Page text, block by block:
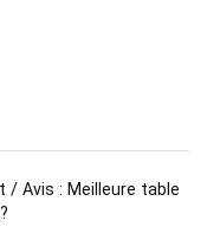
/ Avis : Meilleure table